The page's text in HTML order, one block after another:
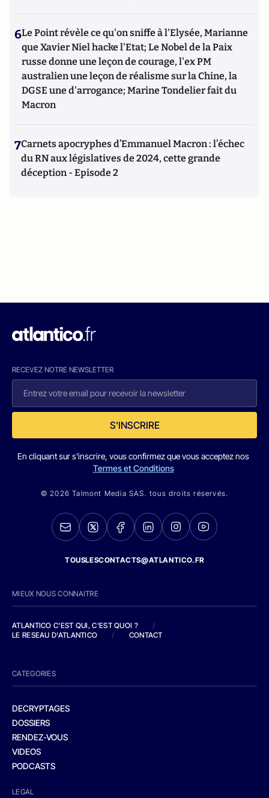
6Le Point révèle ce qu'on sniffe à l'Elysée, Marianne
que Xavier Niel hacke l'Etat; Le Nobel de la Paix
russe donne une leçon de courage, l'ex PM
australien une leçon de réalisme sur la Chine, la
DGSE une d'arrogance; Marine Tondelier fait du
Macron
7Carnets apocryphes d’Emmanuel Macron : l’échec
du RN aux législatives de 2024, cette grande
déception - Episode 2
RECEVEZ NOTRE NEWSLETTER
S'INSCRIRE
En cliquant sur s'inscrire, vous confirmez que vous acceptez nos
Termes et Conditions
© 2026 Talmont Media SAS. tous droits réservés.
TOUSLESCONTACTS@ATLANTICO.FR
MIEUX NOUS CONNAITRE
ATLANTICO C'EST QUI, C'EST QUOI ?
/
LE RESEAU D'ATLANTICO
/ CONTACT
CATEGORIES
DECRYPTAGES
DOSSIERS
RENDEZ-VOUS
VIDEOS
PODCASTS
LEGAL